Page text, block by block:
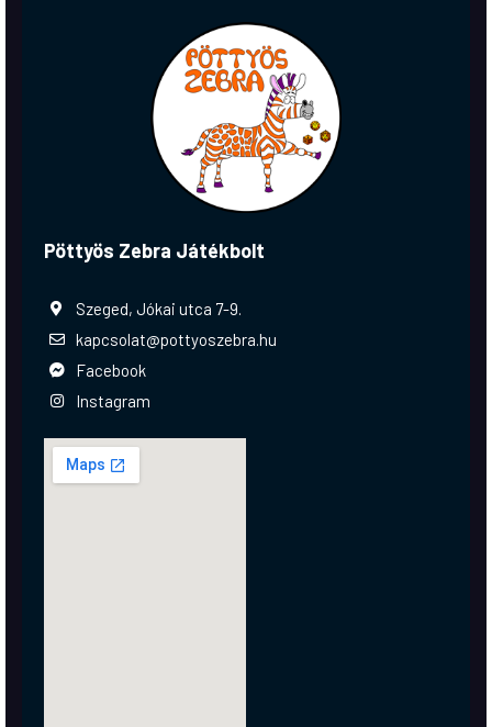
Pöttyös Zebra Játékbolt
Szeged, Jókai utca 7-9.
kapcsolat@pottyoszebra.hu
Facebook
Instagram